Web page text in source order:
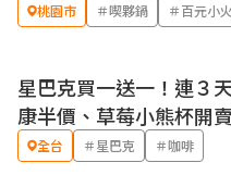
桃園市 ＃喫夥鍋 ＃百元小
優惠
星巴克買一送一！連３
康半價、草莓小熊杯開賣
全台 ＃星巴克 ＃咖啡